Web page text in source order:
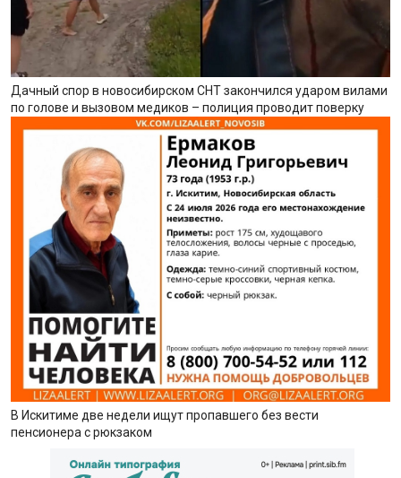
Дачный спор в новосибирском СНТ закончился ударом вилами
по голове и вызовом медиков – полиция проводит поверку
В Искитиме две недели ищут пропавшего без вести
пенсионера с рюкзаком